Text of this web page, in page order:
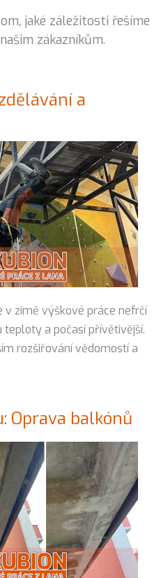
jaké záležitosti řešíme
zákazníkům.
a
v zimě výškové práce nefrčí
teploty a počasí přívětivější.
rozšiřování vědomostí a
Oprava balkónů